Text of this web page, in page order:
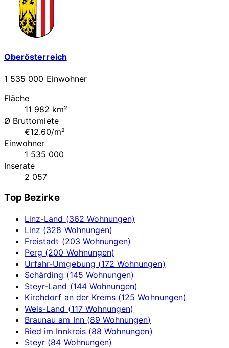
Oberösterreich
1 535 000 Einwohner
Fläche
11 982 km²
Ø Bruttomiete
€12.60/m²
Einwohner
1 535 000
Inserate
2 057
Top Bezirke
Linz-Land (362 Wohnungen)
Linz (328 Wohnungen)
Freistadt (203 Wohnungen)
Perg (200 Wohnungen)
Urfahr-Umgebung (172 Wohnungen)
Schärding (145 Wohnungen)
Steyr-Land (144 Wohnungen)
Kirchdorf an der Krems (125 Wohnungen)
Wels-Land (117 Wohnungen)
Braunau am Inn (89 Wohnungen)
Ried im Innkreis (88 Wohnungen)
Steyr (84 Wohnungen)